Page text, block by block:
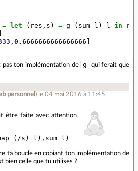
= let ( res , s ) = g ( sum l ) l in
res
, 0.6666666666666666
pas ton implémentation de g
qui ferait que
personnel ) le 04 mai 2016 à 11:45.
être faite avec attention
( /s ) l ), sum l )
ta boucle en copiant ton implémentation de
bien celle que tu utilises ?